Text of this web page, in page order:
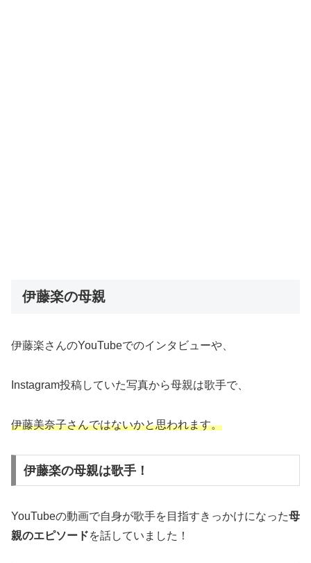
伊藤楽の母親
伊藤楽さんのYouTubeでのインタビューや、
Instagram投稿していた写真から母親は歌手で、
伊藤美奈子さんではないかと思われます。
伊藤楽の母親は歌手！
YouTubeの動画で自身が歌手を目指すきっかけになった母
親のエピソードを話していました！